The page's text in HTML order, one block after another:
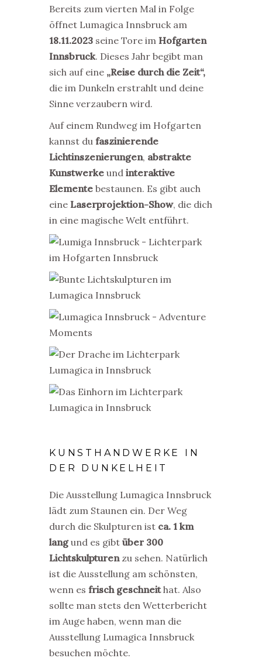
Bereits zum vierten Mal in Folge
öffnet Lumagica Innsbruck am
18.11.2023 seine Tore im Hofgarten
Innsbruck. Dieses Jahr begibt man
sich auf eine „Reise durch die Zeit“,
die im Dunkeln erstrahlt und deine
Sinne verzaubern wird.
Auf einem Rundweg im Hofgarten
kannst du faszinierende
Lichtinszenierungen, abstrakte
Kunstwerke und interaktive
Elemente bestaunen. Es gibt auch
eine Laserprojektion-Show, die dich
in eine magische Welt entführt.
KUNSTHANDWERKE IN
DER DUNKELHEIT
Die Ausstellung Lumagica Innsbruck
lädt zum Staunen ein. Der Weg
durch die Skulpturen ist ca. 1 km
langund es gibt über 300
Lichtskulpturenzu sehen. Natürlich
ist die Ausstellung am schönsten,
wenn es frisch geschneithat. Also
sollte man stets den Wetterbericht
im Auge haben, wenn man die
Ausstellung Lumagica Innsbruck
besuchen möchte.